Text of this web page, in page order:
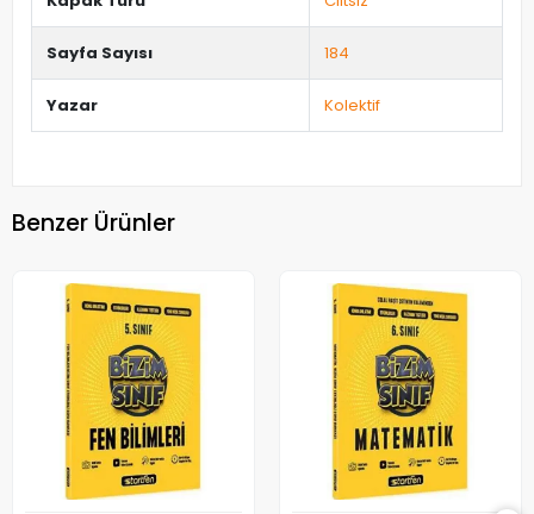
Sayfa Sayısı 184
Yazar Kolektif
Benzer Ürünler